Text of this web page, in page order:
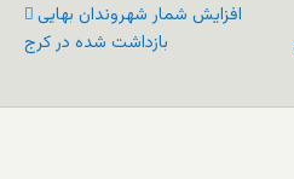
افزایش شمار شهروندان بهایی
بازداشت شده در کرج